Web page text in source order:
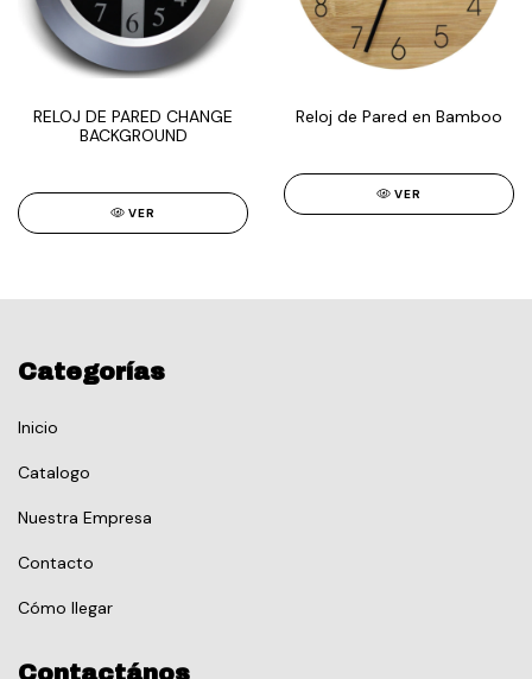
RELOJ DE PARED CHANGE
BACKGROUND
VER
Reloj de Pared en Bamboo
VER
Categorías
Inicio
Catalogo
Nuestra Empresa
Contacto
Cómo llegar
Contactános